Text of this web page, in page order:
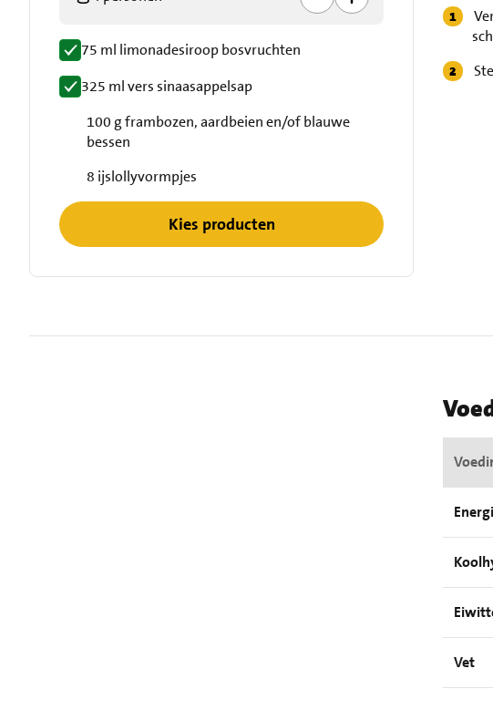
75 ml limonadesiroop bosvruchten
325 ml vers sinaasappelsap
100 g frambozen, aardbeien en/of blauwe
bessen
8 ijslollyvormpjes
Kies producten
Vet